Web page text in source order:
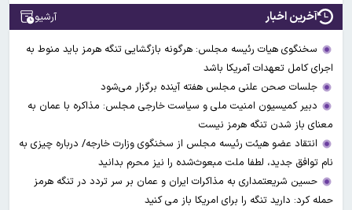
آخرین اخبار آرشیو
سخنگوی هیات رئیسه مجلس: هرگونه بازگشایی تنگه هرمز باید منوط به
اجرای کامل تعهدات آمریکا باشد
جلسات صحن علنی مجلس هفته آینده برگزار می‌شود
دبیر کمیسیون امنیت ملی و سیاست خارجی مجلس: مذاکره با عمان به
معنای باز شدن تنگه هرمز نیست
انتقاد عضو هیئت رئیسه مجلس از سخنگوی وزارت خارجه/ درباره چیزی به
نام توافق جدید، لطفا ملت مبعوث‌شده را نیز محرم بدانید
حسین شریعتمداری به مذاکرات ایران و عمان بر سر تردد در تنگه هرمز
حمله کرد: دارید تنگه را برای امریکا باز می کنید